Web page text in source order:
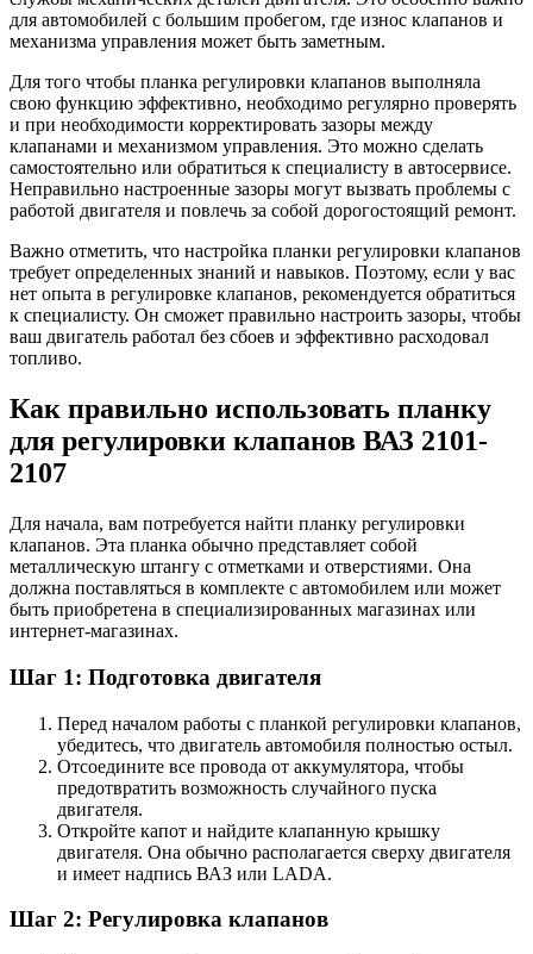
для автомобилей с большим пробегом, где износ клапанов и
механизма управления может быть заметным.
Для того чтобы планка регулировки клапанов выполняла
свою функцию эффективно, необходимо регулярно проверять
и при необходимости корректировать зазоры между
клапанами и механизмом управления. Это можно сделать
самостоятельно или обратиться к специалисту в автосервисе.
Неправильно настроенные зазоры могут вызвать проблемы с
работой двигателя и повлечь за собой дорогостоящий ремонт.
Важно отметить, что настройка планки регулировки клапанов
требует определенных знаний и навыков. Поэтому, если у вас
нет опыта в регулировке клапанов, рекомендуется обратиться
к специалисту. Он сможет правильно настроить зазоры, чтобы
ваш двигатель работал без сбоев и эффективно расходовал
топливо.
Как правильно использовать планку
для регулировки клапанов ВАЗ 2101-
2107
Для начала, вам потребуется найти планку регулировки
клапанов. Эта планка обычно представляет собой
металлическую штангу с отметками и отверстиями. Она
должна поставляться в комплекте с автомобилем или может
быть приобретена в специализированных магазинах или
интернет-магазинах.
Шаг 1: Подготовка двигателя
Перед началом работы с планкой регулировки клапанов,
убедитесь, что двигатель автомобиля полностью остыл.
Отсоедините все провода от аккумулятора, чтобы
предотвратить возможность случайного пуска
двигателя.
Откройте капот и найдите клапанную крышку
двигателя. Она обычно располагается сверху двигателя
и имеет надпись ВАЗ или LADA.
Шаг 2: Регулировка клапанов